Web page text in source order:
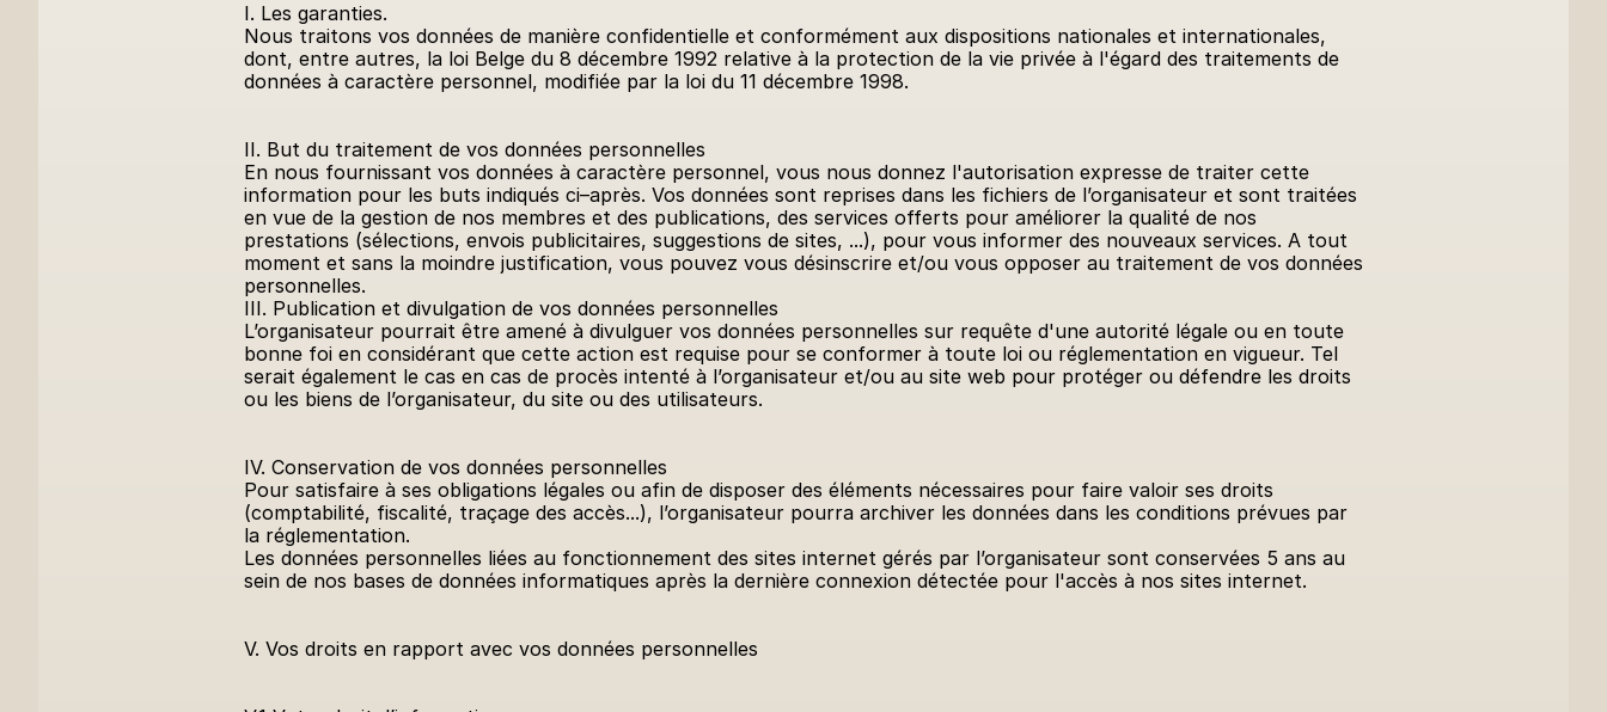
I. Les garanties.
Nous traitons vos données de manière confidentielle et conformément aux dispositions nationales et internationales,
dont, entre autres, la loi Belge du 8 décembre 1992 relative à la protection de la vie privée à l'égard des traitements de
données à caractère personnel, modifiée par la loi du 11 décembre 1998.
II. But du traitement de vos données personnelles
En nous fournissant vos données à caractère personnel, vous nous donnez l'autorisation expresse de traiter cette
information pour les buts indiqués ci–après. Vos données sont reprises dans les fichiers de l’organisateur et sont traitées
en vue de la gestion de nos membres et des publications, des services offerts pour améliorer la qualité de nos
prestations (sélections, envois publicitaires, suggestions de sites, ...), pour vous informer des nouveaux services. A tout
moment et sans la moindre justification, vous pouvez vous désinscrire et/ou vous opposer au traitement de vos données
personnelles.
III. Publication et divulgation de vos données personnelles
L’organisateur pourrait être amené à divulguer vos données personnelles sur requête d'une autorité légale ou en toute
bonne foi en considérant que cette action est requise pour se conformer à toute loi ou réglementation en vigueur. Tel
serait également le cas en cas de procès intenté à l’organisateur et/ou au site web pour protéger ou défendre les droits
ou les biens de l’organisateur, du site ou des utilisateurs.
IV. Conservation de vos données personnelles
Pour satisfaire à ses obligations légales ou afin de disposer des éléments nécessaires pour faire valoir ses droits
(comptabilité, fiscalité, traçage des accès...), l’organisateur pourra archiver les données dans les conditions prévues par
la réglementation.
Les données personnelles liées au fonctionnement des sites internet gérés par l’organisateur sont conservées 5 ans au
sein de nos bases de données informatiques après la dernière connexion détectée pour l'accès à nos sites internet.
V. Vos droits en rapport avec vos données personnelles